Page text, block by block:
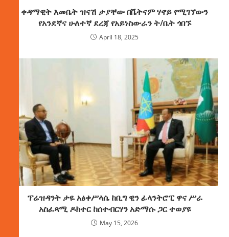
ቀዳማዊት እመቤት ዝናሽ ታያቸው በቬትናም ሃኖይ የሚገኘውን
የአንደኛና ሁለተኛ ደረጃ የአይነስውራን ት/ቤት ጎበኙ
April 18, 2025
ፕሬዝዳንት ታዬ አፅቀሥላሴ ከቢግ ዊን ፊላንትሮፒ ዋና ሥራ
አስፈጻሚ ዶክተር ከሰተብርሃን አድማሱ ጋር ተወያዩ
May 15, 2026